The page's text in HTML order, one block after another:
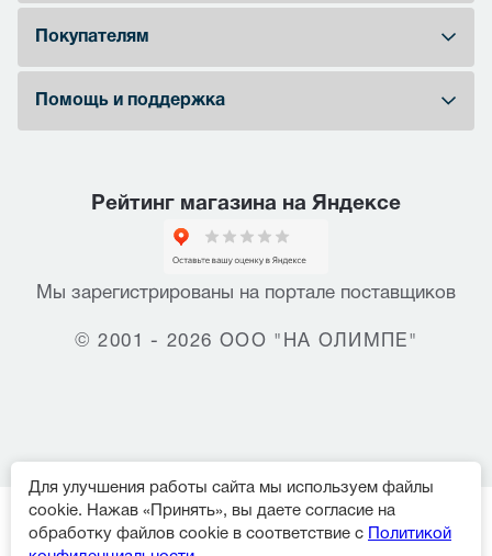
Покупателям
Помощь и поддержка
Рейтинг магазина на Яндексе
Мы зарегистрированы на портале поставщиков
© 2001 - 2026 ООО "НА ОЛИМПЕ"
Для улучшения работы сайта мы используем файлы
cookie. Нажав «Принять», вы даете согласие на
обработку файлов cookie в соответствие с
Политикой